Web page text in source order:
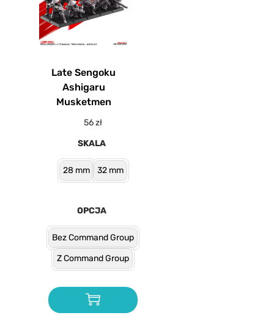
Late Sengoku
Ashigaru
Musketmen
56zł
SKALA
28 mm 32 mm
OPCJA
Bez Command Group
Z Command Group